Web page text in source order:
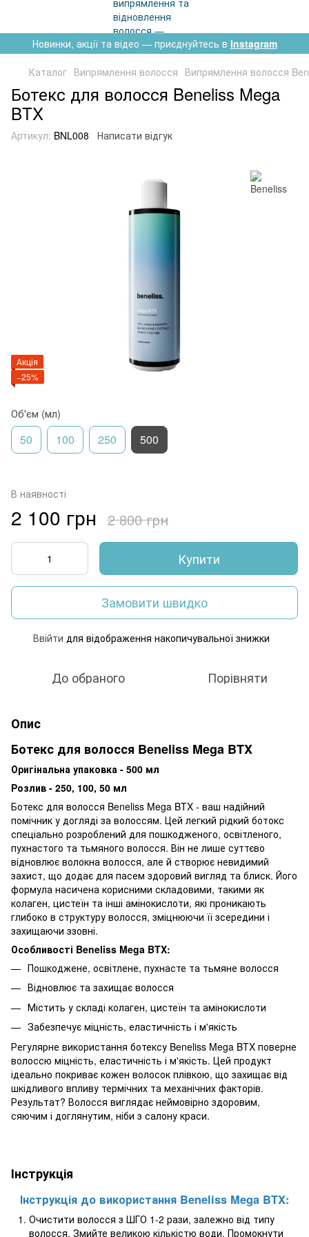
Новинки, акції та відео — приєднуйтесь в Instagram
Каталог Випрямлення волосся Випрямлення волосся
Ботекс для волосся Beneliss Mega
BTX
Артикул: BNL008 Написати відгук
Акція
−25%
Об'єм (мл)
50 100 250 500
В наявності
2 100 грн 2 800 грн
Купити
Замовити швидко
Ввійти для відображення накопичувальної знижки
До обраного Порівняти
Опис
Ботекс для волосся Beneliss Mega BTX
Оригінальна упаковка - 500 мл
Розлив - 250, 100, 50 мл
Ботекс для волосся Beneliss Mega BTX - ваш надійний
помічник у догляді за волоссям. Цей легкий рідкий ботокс
спеціально розроблений для пошкодженого, освітленого,
пухнастого та тьмяного волосся. Він не лише суттєво
відновлює волокна волосся, але й створює невидимий
захист, що додає для пасем здоровий вигляд та блиск. Його
формула насичена корисними складовими, такими як
колаген, цистеїн та інші амінокислоти, які проникають
глибоко в структуру волосся, зміцнюючи її зсередини і
захищаючи ззовні.
Особливості Beneliss Mega BTX:
Пошкоджене, освітлене, пухнасте та тьмяне волосся
Відновлює та захищає волосся
Містить у складі колаген, цистеїн та амінокислоти
Забезпечує міцність, еластичність і м'якість
Регулярне використання ботексу Beneliss Mega BTX поверне
волоссю міцність, еластичність і м'якість. Цей продукт
ідеально покриває кожен волосок плівкою, що захищає від
шкідливого впливу термічних та механічних факторів.
Результат? Волосся виглядає неймовірно здоровим,
сяючим і доглянутим, ніби з салону краси.
Інструкція
Інструкція до використання Beneliss Mega BTX:
Очистити волосся з ШГО 1-2 рази, залежно від типу
волосся. Змийте великою кількістю води. Промокнути